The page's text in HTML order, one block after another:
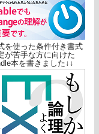
を使った条件付き書式
が苦手な方に向けた
本を書きました↓↓